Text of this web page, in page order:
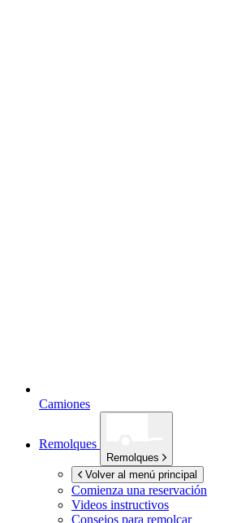
Camiones
Remolques
Remolques
Volver al menú principal
Comienza una reservación
Videos instructivos
Consejos para remolcar